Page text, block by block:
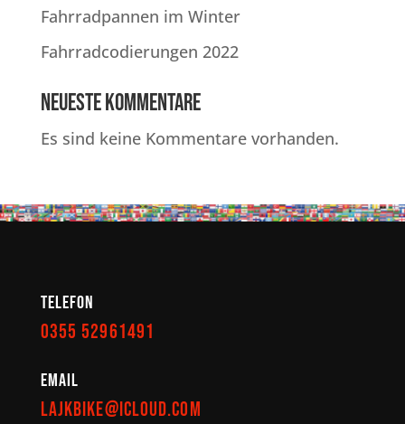
Fahrradpannen im Winter
Fahrradcodierungen 2022
Neueste Kommentare
Es sind keine Kommentare vorhanden.
Telefon
0355 52961491
EMail
lajkbike@icloud.com